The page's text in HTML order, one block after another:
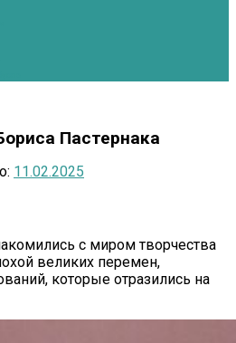
Пастернака
11.02.2025
с миром творчества
великих перемен,
которые отразились на